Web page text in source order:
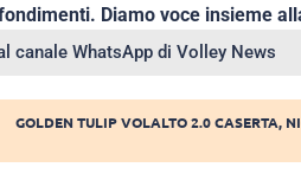
Diamo voce insieme
canale WhatsApp di Volley News
GOLDEN TULIP VOLALTO 2.0 CASERTA,